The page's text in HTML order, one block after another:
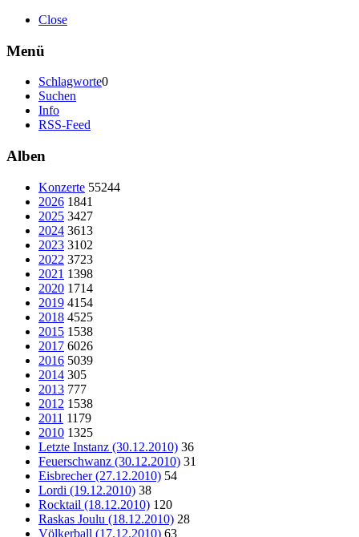
Close
Menü
Schlagworte0
Suchen
Info
RSS-Feed
Alben
Konzerte 55244
2026 1841
2025 3427
2024 3613
2023 3102
2022 3723
2021 1398
2020 1714
2019 4154
2018 4525
2015 1538
2017 6026
2016 5039
2014 305
2013 777
2012 1538
2011 1179
2010 1325
Letzte Instanz (30.12.2010) 36
Feuerschwanz (30.12.2010) 31
Eisbrecher (27.12.2010) 54
Lordi (19.12.2010) 38
Rocktail (18.12.2010) 120
Raskas Joulu (18.12.2010) 28
Völkerball (17.12.2010) 63